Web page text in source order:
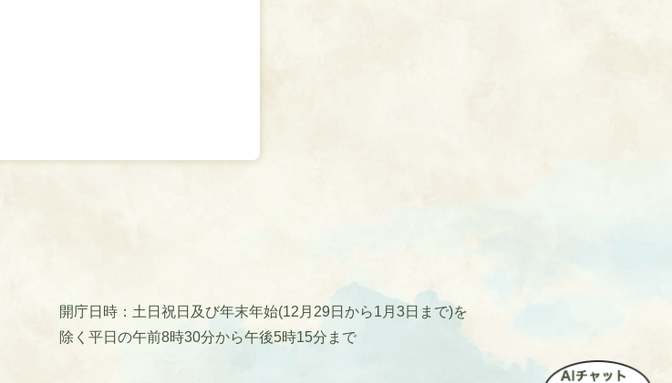
開庁日時：土日祝日及び年末年始(12月29日から1月3日まで)を
除く平日の午前8時30分から午後5時15分まで